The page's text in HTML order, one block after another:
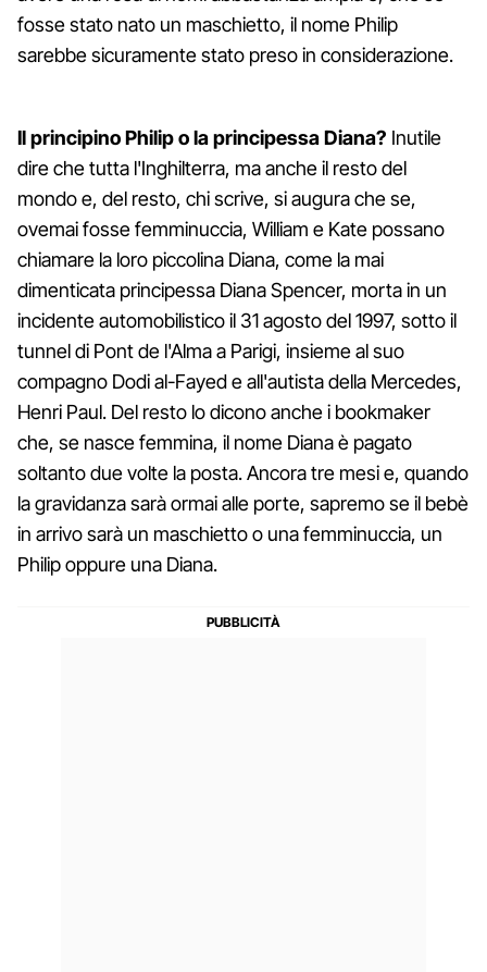
fosse stato nato un maschietto, il nome Philip
sarebbe sicuramente stato preso in considerazione.
Il principino Philip o la principessa Diana? Inutile
dire che tutta l'Inghilterra, ma anche il resto del
mondo e, del resto, chi scrive, si augura che se,
ovemai fosse femminuccia, William e Kate possano
chiamare la loro piccolina Diana, come la mai
dimenticata principessa Diana Spencer, morta in un
incidente automobilistico il 31 agosto del 1997, sotto il
tunnel di Pont de l'Alma a Parigi, insieme al suo
compagno Dodi al-Fayed e all'autista della Mercedes,
Henri Paul. Del resto lo dicono anche i bookmaker
che, se nasce femmina, il nome Diana è pagato
soltanto due volte la posta. Ancora tre mesi e, quando
la gravidanza sarà ormai alle porte, sapremo se il bebè
in arrivo sarà un maschietto o una femminuccia, un
Philip oppure una Diana.